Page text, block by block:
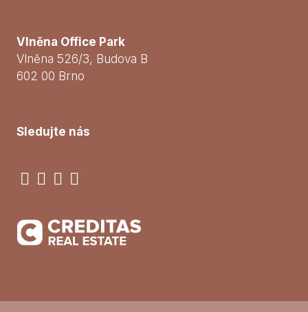
Vlněna Office Park
Vlněna 526/3, Budova B
602 00 Brno
Sledujte nás